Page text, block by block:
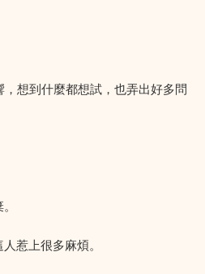
想到什麼都想試，也弄出好多問
惹上很多麻煩。